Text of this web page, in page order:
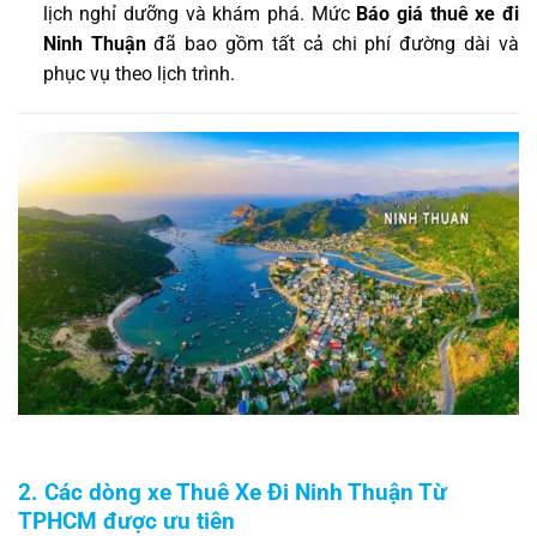
lịch nghỉ dưỡng và khám phá. Mức Báo giá thuê xe đi
Ninh Thuậnđã bao gồm tất cả chi phí đường dài và
phục vụ theo lịch trình.
2. Các dòng xe Thuê Xe Đi Ninh Thuận Từ
TPHCM được ưu tiên